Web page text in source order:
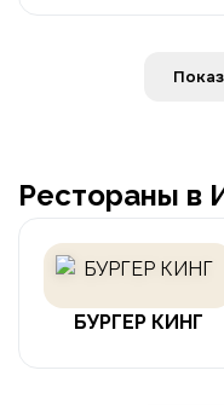
Рестораны в
БУРГЕР КИНГ